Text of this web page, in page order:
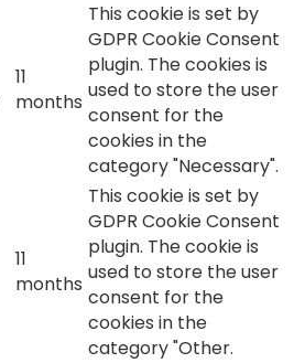
11
months
This cookie is set by
GDPR Cookie Consent
plugin. The cookies is
used to store the user
consent for the
cookies in the
category "Necessary".
11
months
This cookie is set by
GDPR Cookie Consent
plugin. The cookie is
used to store the user
consent for the
cookies in the
category "Other.